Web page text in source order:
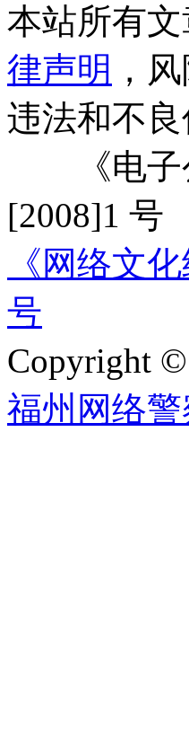
本站所有
律声明 ，
违法和不
《电子公
[2008]1 号
《网络文
号
Copyright
福州网络